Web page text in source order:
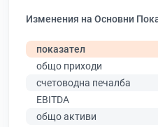
Изменения на Основни
показател
общо приходи
счетоводна печалба
EBITDA
общо активи